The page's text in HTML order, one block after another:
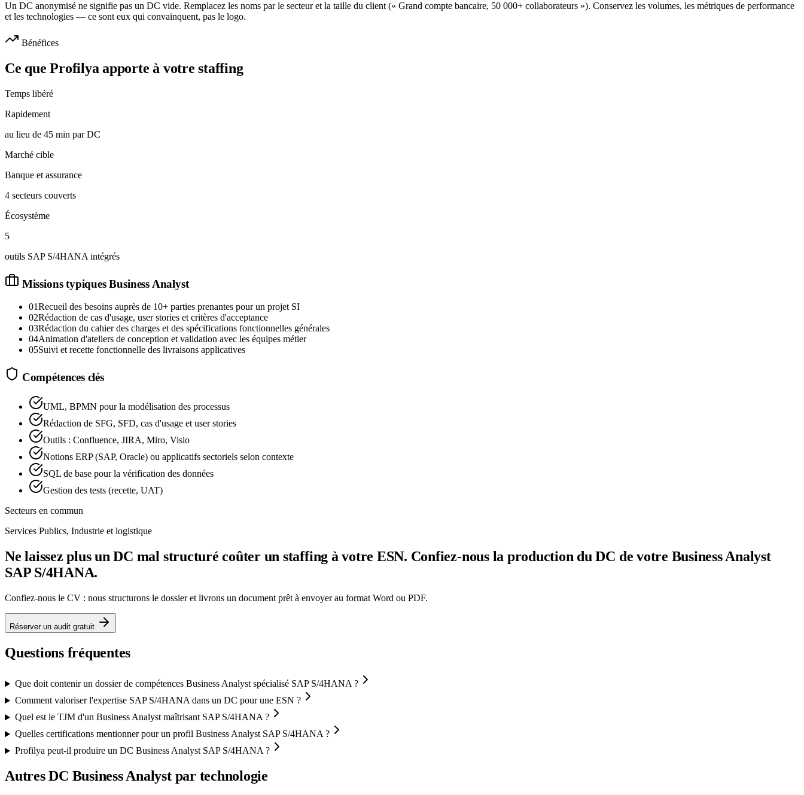
Un DC anonymisé ne signifie pas un DC vide. Remplacez les noms par le secteur et la taille du client (« Grand compte bancaire, 50 000+ collaborateurs »). Conservez les volumes, les métriques de performance
et les technologies — ce sont eux qui convainquent, pas le logo.
Bénéfices
Ce que Profilya apporte à votre staffing
Temps libéré
Rapidement
au lieu de 45 min par DC
Marché cible
Banque et assurance
4 secteurs couverts
Écosystème
5
outils SAP S/4HANA intégrés
Missions typiquesBusiness Analyst
01Recueil des besoins auprès de 10+ parties prenantes pour un projet SI
02Rédaction de cas d'usage, user stories et critères d'acceptance
03Rédaction du cahier des charges et des spécifications fonctionnelles générales
04Animation d'ateliers de conception et validation avec les équipes métier
05Suivi et recette fonctionnelle des livraisons applicatives
Compétences clés
UML, BPMN pour la modélisation des processus
Rédaction de SFG, SFD, cas d'usage et user stories
Outils : Confluence, JIRA, Miro, Visio
Notions ERP (SAP, Oracle) ou applicatifs sectoriels selon contexte
SQL de base pour la vérification des données
Gestion des tests (recette, UAT)
Secteurs en commun
Services Publics, Industrie et logistique
Ne laissez plus un DC mal structuré coûter un staffing à votre ESN. Confiez-nous la production du DC de votre Business Analyst
SAP S/4HANA.
Confiez-nous le CV : nous structurons le dossier et livrons un document prêt à envoyer au format Word ou PDF.
Réserver un audit gratuit
Questions fréquentes
Que doit contenir un dossier de compétences Business Analyst spécialisé SAP S/4HANA ?
Comment valoriser l'expertise SAP S/4HANA dans un DC pour une ESN ?
Quel est le TJM d'un Business Analyst maîtrisant SAP S/4HANA ?
Quelles certifications mentionner pour un profil Business Analyst SAP S/4HANA ?
Profilya peut-il produire un DC Business Analyst SAP S/4HANA ?
Autres DC Business Analystpar technologie